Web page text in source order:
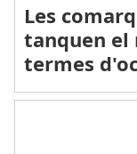
Les
tanquen el
termes